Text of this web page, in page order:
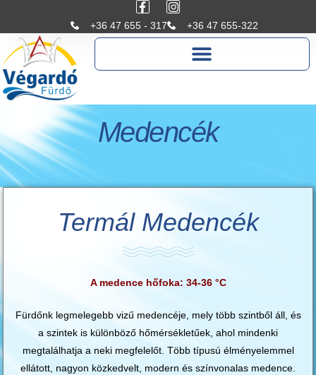
+36 47 655 - 317 +36 47 655-322
Medencék
Termál Medencék
A medence hőfoka: 34-36 °C
Fürdőnk legmelegebb vizű medencéje, mely több szintből áll, és
a szintek is különböző hőmérsékletűek, ahol mindenki
megtalálhatja a neki megfelelőt. Több típusú élményelemmel
ellátott, nagyon közkedvelt, modern és színvonalas medence.